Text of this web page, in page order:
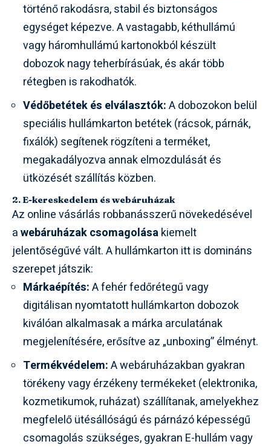
történő rakodásra, stabil és biztonságos
egységet képezve. A vastagabb, kéthullámú
vagy háromhullámú kartonokból készült
dobozok nagy teherbírásúak, és akár több
rétegben is rakodhatók.
Védőbetétek és elválasztók:A dobozokon belül
speciális hullámkarton betétek (rácsok, párnák,
fixálók) segítenek rögzíteni a terméket,
megakadályozva annak elmozdulását és
ütközését szállítás közben.
2. E-kereskedelem és webáruházak
Az online vásárlás robbanásszerű növekedésével
awebáruházak csomagolásakiemelt
jelentőségűvé vált. A hullámkarton itt is domináns
szerepet játszik:
Márkaépítés:A fehér fedőrétegű vagy
digitálisan nyomtatott hullámkarton dobozok
kiválóan alkalmasak a márka arculatának
megjelenítésére, erősítve az „unboxing” élményt.
Termékvédelem:A webáruházakban gyakran
törékeny vagy érzékeny termékeket (elektronika,
kozmetikumok, ruházat) szállítanak, amelyekhez
megfelelő ütésállóságú és párnázó képességű
csomagolás szükséges, gyakran E-hullám vagy